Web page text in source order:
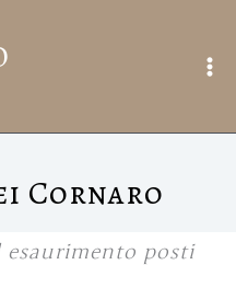
Cornaro
esaurimento posti